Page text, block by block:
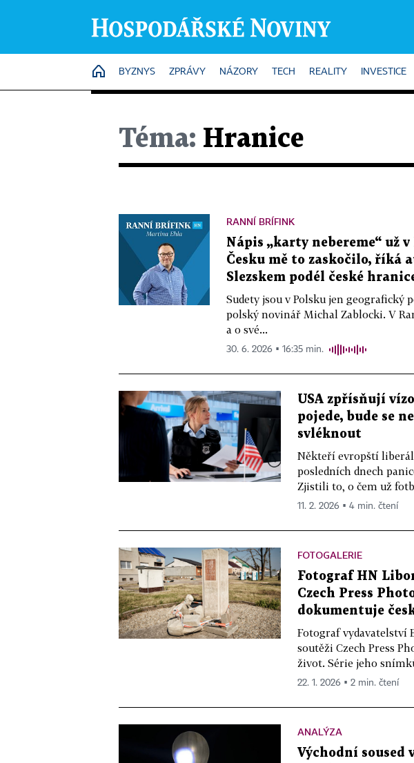
HOME
BYZNYS ZPRÁVY NÁZORY TECH REALITY INVESTICE
Téma: Hranice
RANNÍ BRÍFINK
Nápis „karty nebereme“ už
Česku mě to zaskočilo, říká
Slezskem podél české
Sudety jsou v Polsku jen
polský novinář Michal Zablocki. V
a o své...
30. 6. 2026 ▪ 16:35 min.
USA zpřísňují
pojede, bude se
svléknout
Někteří evropští
posledních dnech
Zjistili to, o čem už
11. 2. 2026 ▪ 4 min. čtení
FOTOGALERIE
Fotograf HN
Czech Press
dokumentuje
Fotograf vydavatelství
soutěži Czech Press
život. Série jeho
22. 1. 2026 ▪ 2 min. čtení
ANALÝZA
Východní soused